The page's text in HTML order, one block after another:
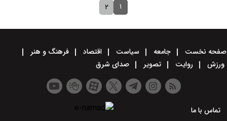
۱ ۲
صفحه نخست جامعه سیاست اقتصاد
فرهنگ و هنر
ورزش
روایت تصویر صدای شرق
تماس با ما